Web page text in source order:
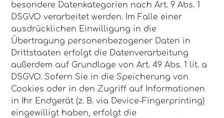
besondere Datenkategorien nach Art. 9 Abs. 1
DSGVO verarbeitet werden. Im Falle einer
ausdrücklichen Einwilligung in die
Übertragung personenbezogener Daten in
Drittstaaten erfolgt die Datenverarbeitung
außerdem auf Grundlage von Art. 49 Abs. 1 lit. a
DSGVO. Sofern Sie in die Speicherung von
Cookies oder in den Zugriff auf Informationen
in Ihr Endgerät (z. B. via Device-Fingerprinting)
eingewilligt haben, erfolgt die